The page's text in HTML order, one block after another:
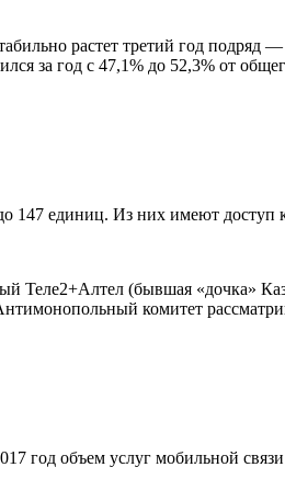
растет третий год
за год с 47,1% до 52,3% от
147 единиц. Из них имеют
Теле2+Алтел (бывшая «дочка»
комитет
год объем услуг мобильной